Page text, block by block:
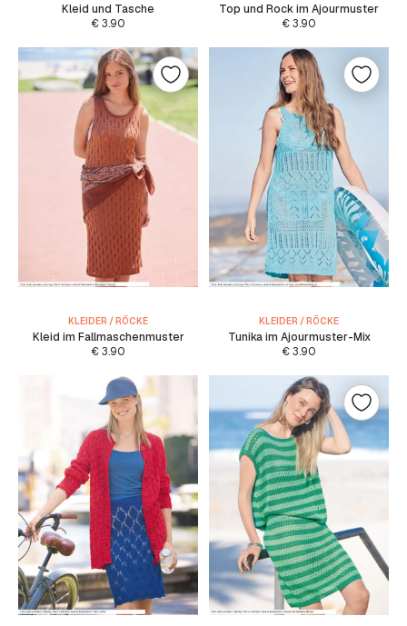
Kleid und Tasche
€3.90
Top und Rock im Ajourmuster
€3.90
KLEIDER / RÖCKE
Kleid im Fallmaschenmuster
€3.90
KLEIDER / RÖCKE
Tunika im Ajourmuster-Mix
€3.90